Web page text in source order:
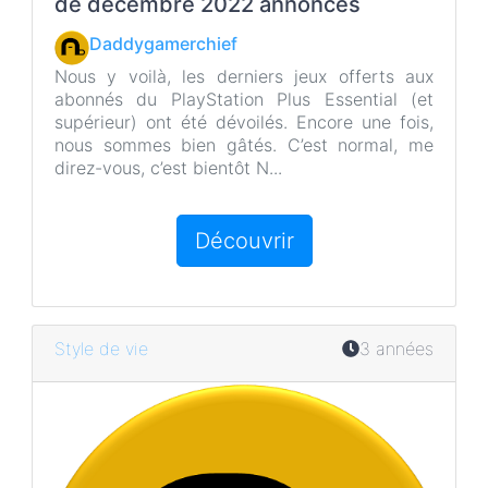
o
r
Daddygamerchief
Nous y voilà, les derniers jeux offerts aux
abonnés du PlayStation Plus Essential (et
supérieur) ont été dévoilés. Encore une fois,
nous sommes bien gâtés. C’est normal, me
direz-vous, c’est bientôt N...
Découvrir
Style de vie 3 années